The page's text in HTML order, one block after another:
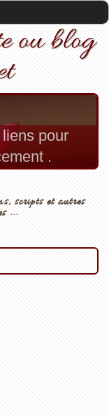
ou blog
pour
.
scripts et autres
...